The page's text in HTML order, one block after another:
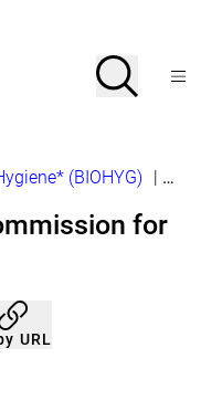
Search
OpenMenu
(BIOHYG)
for
URL